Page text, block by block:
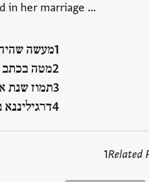
in her marriage …
מעשה שהיה
מטה בכתב
תמוז שנת
Related
1